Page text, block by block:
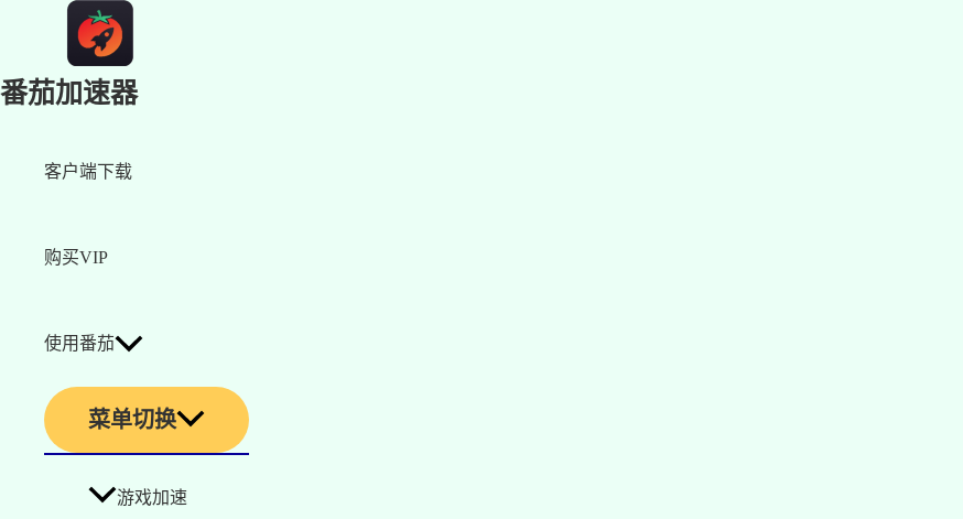
番茄加速器
客户端下载
购买VIP
使用番茄
菜单切换
游戏加速